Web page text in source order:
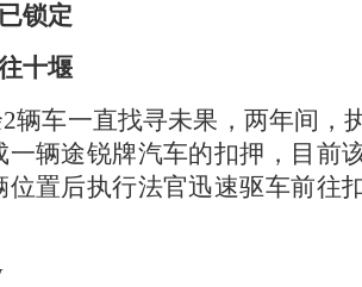
锁定
十堰
辆车一直找寻未果，两年间，
辆途锐牌汽车的扣押，目前
置后执行法官迅速驱车前往